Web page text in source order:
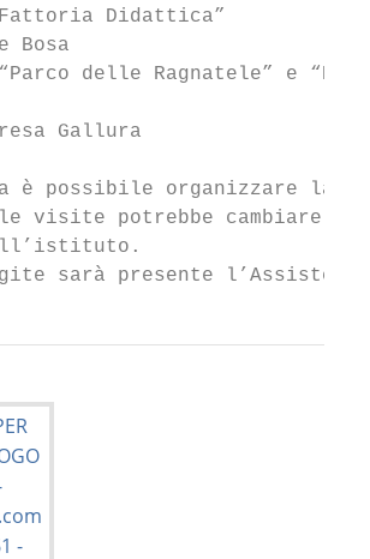
Didattica”
Bosa
delle Ragnatele” e
Gallura
è possibile organizzare
visite potrebbe cambiare
sarà presente